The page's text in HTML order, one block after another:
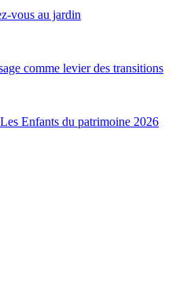
vous au jardin
comme levier des transitions
Enfants du patrimoine 2026